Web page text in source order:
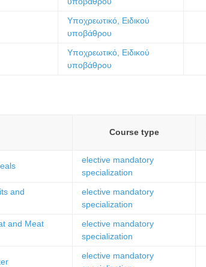
Υποχρεωτικό, Ειδικού
υποβάθρου
Υποχρεωτικό, Ειδικού
υποβάθρου
Course type
elective mandatory
specialization
and
elective mandatory
specialization
and Meat
elective mandatory
specialization
elective mandatory